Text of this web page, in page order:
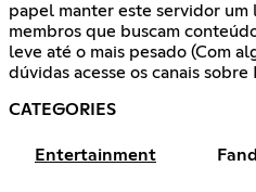
papel manter este servidor um
membros que buscam
leve até o mais pesado (Com
dúvidas acesse os canais
CATEGORIES
Entertainment